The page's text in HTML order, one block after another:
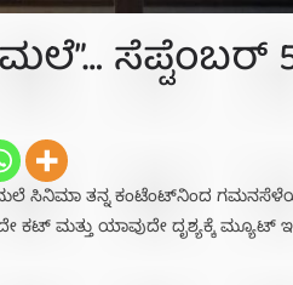
ಸೆಪ್ಟೆಂಬರ್
ಸಿನಿಮಾ ತನ್ನ ಕಂಟೆಂಟ್‌ನಿಂದ
ಮತ್ತು ಯಾವುದೇ ದೃಶ್ಯಕ್ಕೆ ಮ್ಯೂಟ್